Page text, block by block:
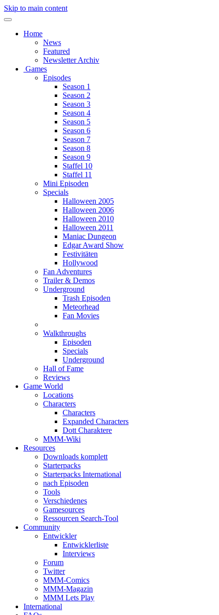
Skip to main content
Home
News
Featured
Newsletter Archiv
Games
Episodes
Season 1
Season 2
Season 3
Season 4
Season 5
Season 6
Season 7
Season 8
Season 9
Staffel 10
Staffel 11
Mini Episoden
Specials
Halloween 2005
Halloween 2006
Halloween 2010
Halloween 2011
Maniac Dungeon
Edgar Award Show
Festivitäten
Hollywood
Fan Adventures
Trailer & Demos
Underground
Trash Episoden
Meteorhead
Fan Movies
Walkthroughs
Episoden
Specials
Underground
Hall of Fame
Reviews
Game World
Locations
Characters
Characters
Expanded Characters
Dott Charaktere
MMM-Wiki
Resources
Downloads komplett
Starterpacks
Starterpacks International
nach Episoden
Tools
Verschiedenes
Gamesources
Ressourcen Search-Tool
Community
Entwickler
Entwicklerliste
Interviews
Forum
Twitter
MMM-Comics
MMM-Magazin
MMM Lets Play
International